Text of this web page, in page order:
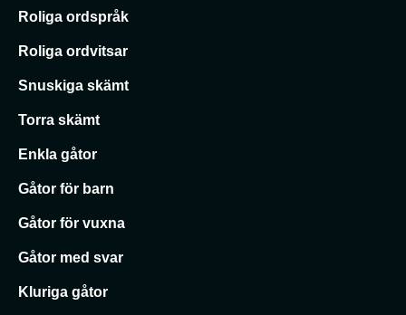
Roliga ordspråk
Roliga ordvitsar
Snuskiga skämt
Torra skämt
Enkla gåtor
Gåtor för barn
Gåtor för vuxna
Gåtor med svar
Kluriga gåtor